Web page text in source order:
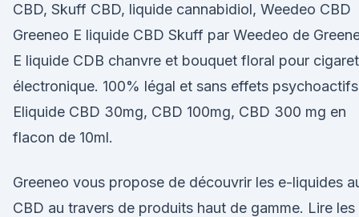
CBD, Skuff CBD, liquide cannabidiol, Weedeo CBD
Greeneo E liquide CBD Skuff par Weedeo de
E liquide CDB chanvre et bouquet floral pour
électronique. 100% légal et sans effets
Eliquide CBD 30mg, CBD 100mg, CBD 300 mg en
flacon de 10ml.
Greeneo vous propose de découvrir les e-liquides
CBD au travers de produits haut de gamme. Lire les